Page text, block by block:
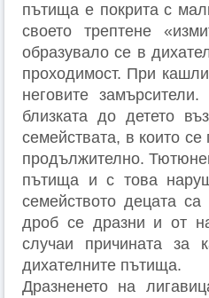
пътища е покрита с
своето трептене
образувало се в
проходимост. При
неговите
близката до детето
семействата, в които
продължително.
пътища и с това
семейството децата
дроб се дразни и от
случаи причината за
дихателните пътища.
Дразненето на